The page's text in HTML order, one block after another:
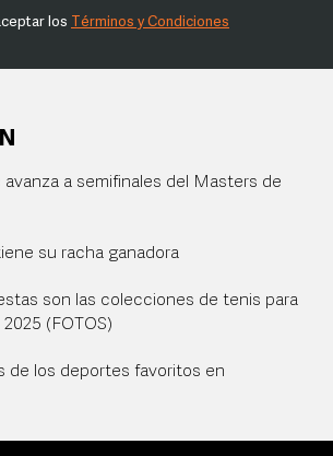
los Términos y Condiciones
a semifinales del Masters de
su racha ganadora
son las colecciones de tenis para
(FOTOS)
de los deportes favoritos en